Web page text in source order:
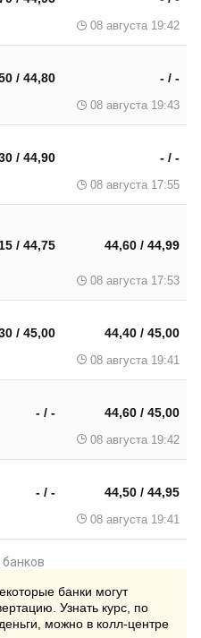
08 августа 19:42
/ 44,80 - / -
08 августа 19:43
/ 44,90 - / -
08 августа 17:55
/ 44,75 44,60 / 44,99
08 августа 17:53
/ 45,00 44,40 / 45,00
08 августа 19:41
- / - 44,60 / 45,00
08 августа 19:42
- / - 44,50 / 44,95
08 августа 19:41
банки могут
Узнать курс, по
можно в колл-центре